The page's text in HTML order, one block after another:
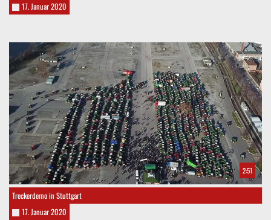
17. Januar 2020
2:51
Treckerdemo in Stuttgart
17. Januar 2020